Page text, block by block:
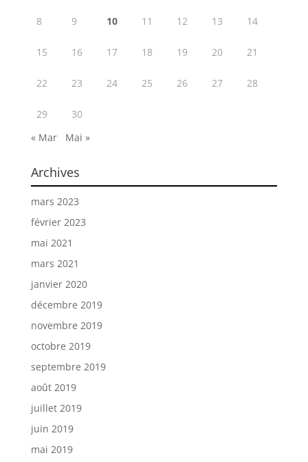
8 9 10 11 12 13 14
15 16 17 18 19 20 21
22 23 24 25 26 27 28
29
30
« Mar
Mai »
Archives
mars 2023
février 2023
mai 2021
mars 2021
janvier 2020
décembre 2019
novembre 2019
octobre 2019
septembre 2019
août 2019
juillet 2019
juin 2019
mai 2019